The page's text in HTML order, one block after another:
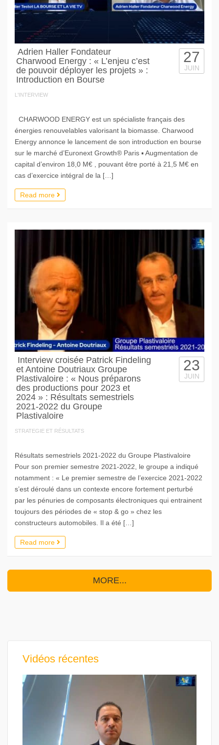
Adrien Haller Fondateur
Charwood Energy : « L’enjeu c’est
de pouvoir déployer les projets » :
Introduction en Bourse
L'INTERVIEW
27
JUIN
CHARWOOD ENERGY est un spécialiste français des
énergies renouvelables valorisant la biomasse. Charwood
Energy annonce le lancement de son introduction en bourse
sur le marché d’Euronext Growth® Paris ▪ Augmentation de
capital d’environ 18,0 M€ , pouvant être porté à 21,5 M€ en
cas d’exercice intégral de la […]
Read more
Interview croisée Patrick Findeling
et Antoine Doutriaux Groupe
Plastivaloire : « Nous préparons
des productions pour 2023 et
2024 » : Résultats semestriels
2021-2022 du Groupe
Plastivaloire
STRATEGIE ET RÉSULTATS
23
JUIN
Résultats semestriels 2021-2022 du Groupe Plastivaloire
Pour son premier semestre 2021-2022, le groupe a indiqué
notamment : « Le premier semestre de l’exercice 2021-2022
s’est déroulé dans un contexte encore fortement perturbé
par les pénuries de composants électroniques qui entrainent
toujours des périodes de « stop & go » chez les
constructeurs automobiles. Il a été […]
Read more
MORE...
Vidéos récentes